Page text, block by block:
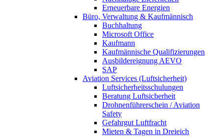
Erneuerbare Energien
Büro, Verwaltung & Kaufmännisch
Buchhaltung
Microsoft Office
Kaufmann
Kaufmännische Qualifizierungen
Ausbildereignung AEVO
SAP
Aviation Services (Luftsicherheit)
Luftsicherheitsschulungen
Beratung Luftsicherheit
Drohnenführerschein / Aviation
Safety
Gefahrgut Luftfracht
Mieten & Tagen in Dreieich